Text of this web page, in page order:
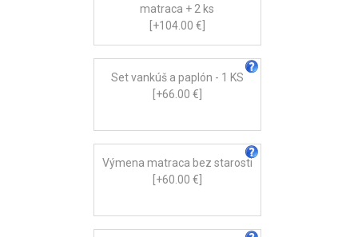
matraca + 2 ks
[+104.00 €]
Set vankúš a paplón - 1 KS
[+66.00 €]
Výmena matraca bez starosti
[+60.00 €]